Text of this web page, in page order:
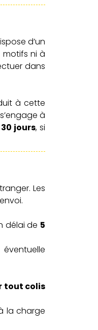
d’un
ni à
dans
à cette
s’engage à
jours, si
Les
délai de 5
tout colis
la charge